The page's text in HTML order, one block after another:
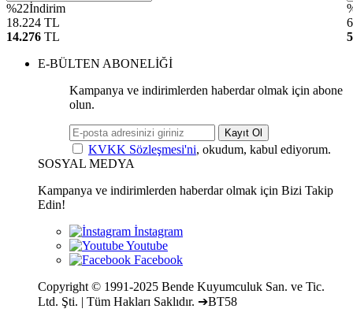
%22İndirim
18.224 TL
14.276 TL
E-BÜLTEN ABONELİĞİ
Kampanya ve indirimlerden haberdar olmak için abone
olun.
Kayıt Ol
KVKK Sözleşmesi'ni, okudum, kabul ediyorum.
SOSYAL MEDYA
Kampanya ve indirimlerden haberdar olmak için Bizi Takip
Edin!
Copyright © 1991-2025 Bende Kuyumculuk San. ve Tic.
Ltd. Şti. | Tüm Hakları Saklıdır. ➔BT58